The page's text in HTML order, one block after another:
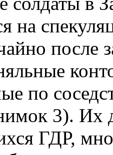
на
после
по
3). Их
ГДР,